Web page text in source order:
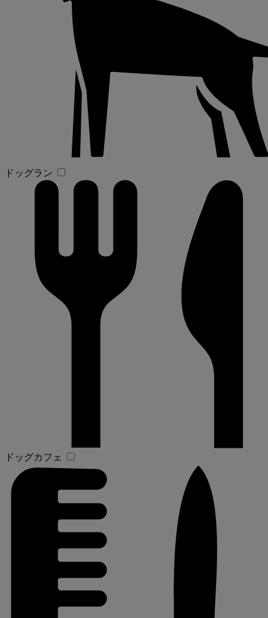
ドッグラン
ドッグカフェ